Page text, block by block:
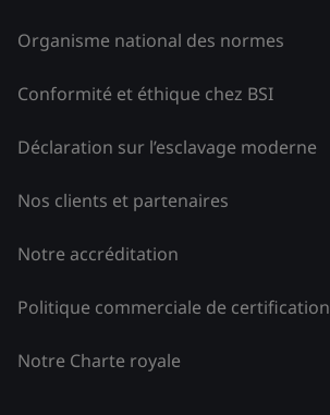
Organisme national des normes
Conformité et éthique chez BSI
Déclaration sur l’esclavage moderne
Nos clients et partenaires
Notre accréditation
Politique commerciale de certification
Notre Charte royale